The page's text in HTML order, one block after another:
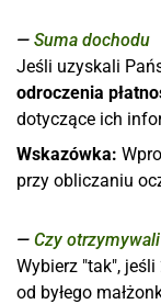
Suma dochodu
Jeśli uzyskali
odroczenia
dotyczące ich
Wskazówka:
przy obliczaniu
Czy
Wybierz "tak", jeśli
od byłego